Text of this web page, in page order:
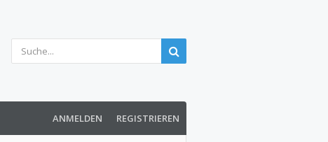
ANMELDEN REGISTRIEREN